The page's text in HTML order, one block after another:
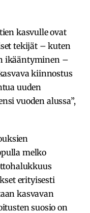
kasvulle ovat
tekijät – kuten
ikääntyminen –
kiinnostus
uuden
vuoden alussa”,
melko
erityisesti
kasvavan
suosio on